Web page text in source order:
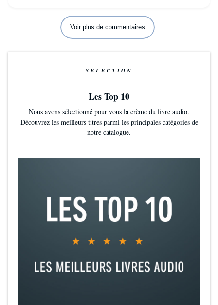
est bienveillante. Il y a des redondances dans les expressions
mais j'ai beaucoup apprécié le livre, il s'écoute sans prise de
tête mais je ne mettrai pas vraiment en développement
personnel plutôt une histoire sympathique à raconter car il y a
Voir plus de commentaires
SÉLECTION
Les Top 10
Nous avons sélectionné pour vous la crème du livre audio.
Découvrez les meilleurs titres parmi les principales catégories de
notre catalogue.